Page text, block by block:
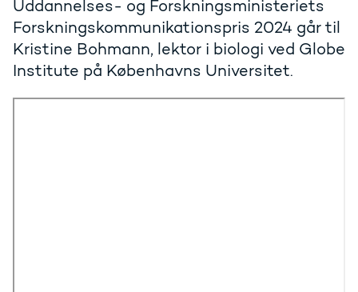
Uddannelses- og Forskningsministeriets
Forskningskommunikationspris 2024 går til
Kristine Bohmann, lektor i biologi ved Globe
Institute på Københavns Universitet.